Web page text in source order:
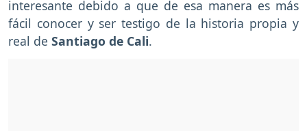
interesante debido a que de esa manera es más
fácil conocer y ser testigo de la historia propia y
real de Santiago de Cali.